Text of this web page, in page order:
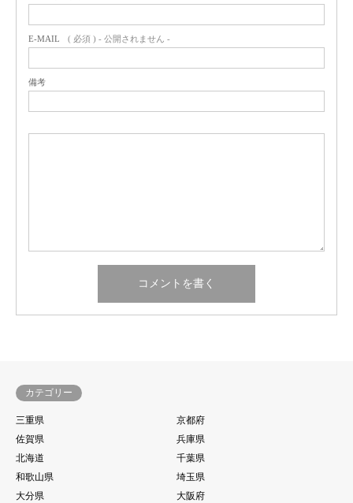
E-MAIL ( 必須 ) - 公開されません -
備考
カテゴリー
三重県
京都府
佐賀県
兵庫県
北海道
千葉県
和歌山県
埼玉県
大分県
大阪府